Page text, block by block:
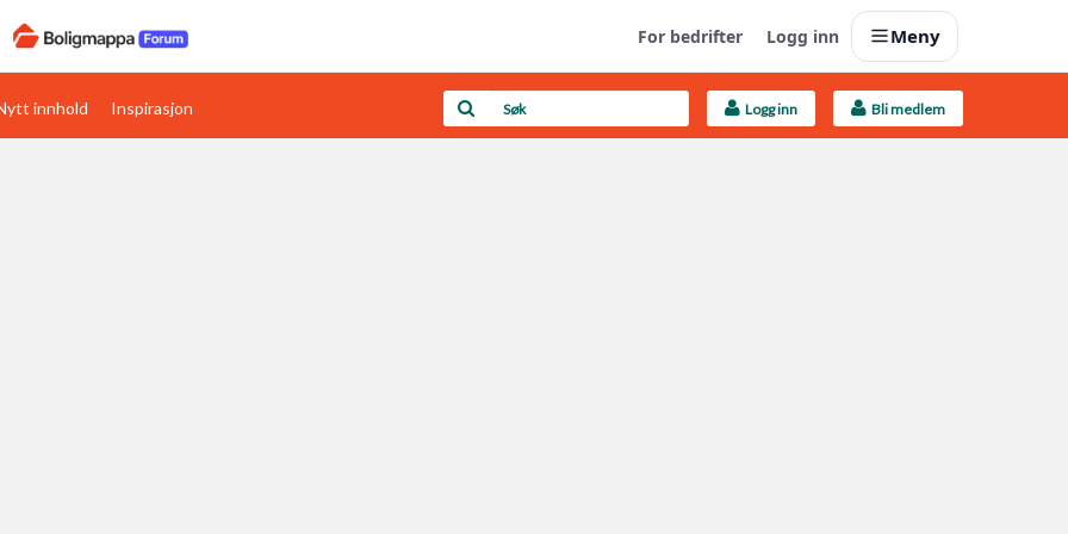
For bedrifter Logg inn Meny
Boligens papirer Last opp selv
innhold Inspirasjon Logg inn Bli medlem